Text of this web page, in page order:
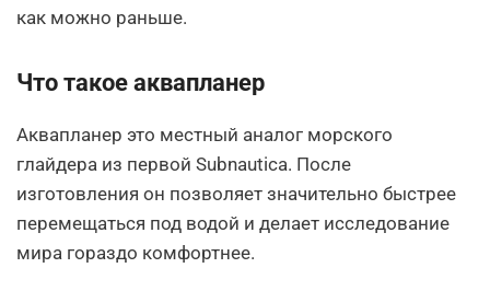
как можно раньше.
Что такое аквапланер
Аквапланер это местный аналог морского
глайдера из первой Subnautica. После
изготовления он позволяет значительно быстрее
перемещаться под водой и делает исследование
мира гораздо комфортнее.